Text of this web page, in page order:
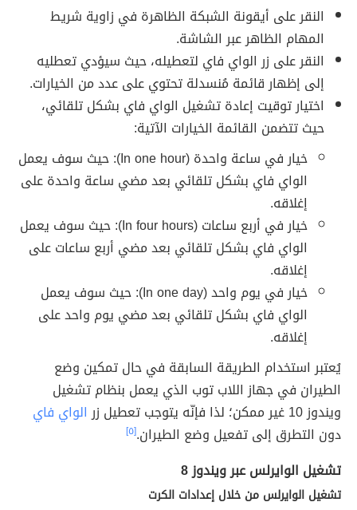
النقر على أيقونة الشبكة الظاهرة في زاوية شريط
المهام الظاهر عبر الشاشة.
النقر على زر الواي فاي لتعطيله، حيث سيؤدي تعطليه
إلى إظهار قائمة مُنسدلة تحتوي على عدد من الخيارات.
اختيار توقيت إعادة تشغيل الواي فاي بشكل تلقائي،
حيث تتضمن القائمة الخيارات الآتية:
خيار في ساعة واحدة (In one hour): حيث سوف يعمل
الواي فاي بشكل تلقائي بعد مضي ساعة واحدة على
إغلاقه.
خيار في أربع ساعات (In four hours): حيث سوف يعمل
الواي فاي بشكل تلقائي بعد مضي أربع ساعات على
إغلاقه.
خيار في يوم واحد (In one day): حيث سوف يعمل
الواي فاي بشكل تلقائي بعد مضي يوم واحد على
إغلاقه.
يُعتبر استخدام الطريقة السابقة في حال تمكين وضع
الطيران في جهاز اللاب توب الذي يعمل بنظام تشغيل
ويندوز 10 غير ممكن؛ لذا فإنّه يتوجب تعطيل زر
الواي فاي
دون التطرق إلى تفعيل وضع الطيران.[٥]
تشغيل الوايرلس عبر ويندوز 8
تشغيل الوايرلس من خلال إعدادات الكرت